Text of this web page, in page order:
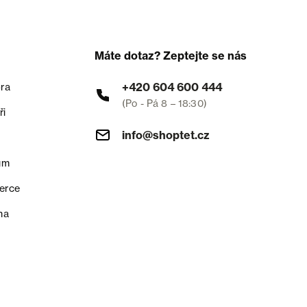
Máte dotaz? Zeptejte se nás
+420 604 600 444
(Po - Pá 8 – 18:30)
info@shoptet.cz